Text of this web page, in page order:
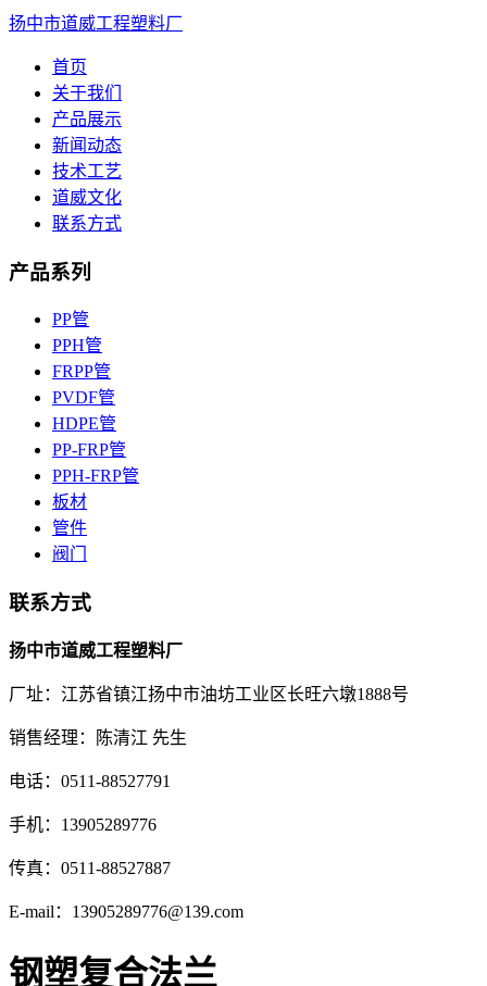
扬中市道威工程塑料厂
首页
关于我们
产品展示
新闻动态
技术工艺
道威文化
联系方式
产品系列
PP管
PPH管
FRPP管
PVDF管
HDPE管
PP-FRP管
PPH-FRP管
板材
管件
阀门
联系方式
扬中市道威工程塑料厂
厂址：江苏省镇江扬中市油坊工业区长旺六墩1888号
销售经理：陈清江 先生
电话：0511-88527791
手机：13905289776
传真：0511-88527887
E-mail：13905289776@139.com
钢塑复合法兰